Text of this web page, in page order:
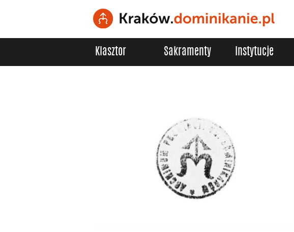
Klasztor Sakramenty Instytucje